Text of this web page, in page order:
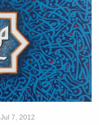
Jul 7, 2012